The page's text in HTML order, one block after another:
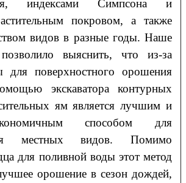
индексами Симпсона и
покровом, а также
видов в разные годы. Наше
позволило выяснить, что из-за
для поверхностного орошения
экскаватора контурных
ям является лучшим и
способом для
местных видов. Помимо
для поливной воды этот метод
орошение в сезон дождей,